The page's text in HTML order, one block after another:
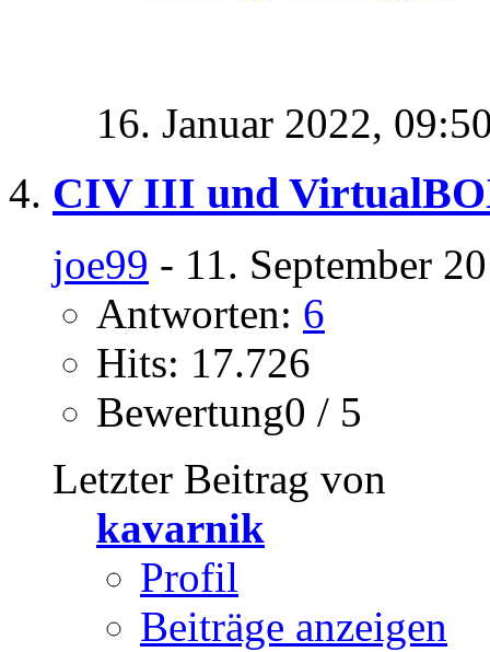
16. Januar 2022,
CIV III und
joe99 - 11. September
Antworten: 6
Hits: 17.726
Bewertung0 / 5
Letzter Beitrag von
kavarnik
Profil
Beiträge anzeigen